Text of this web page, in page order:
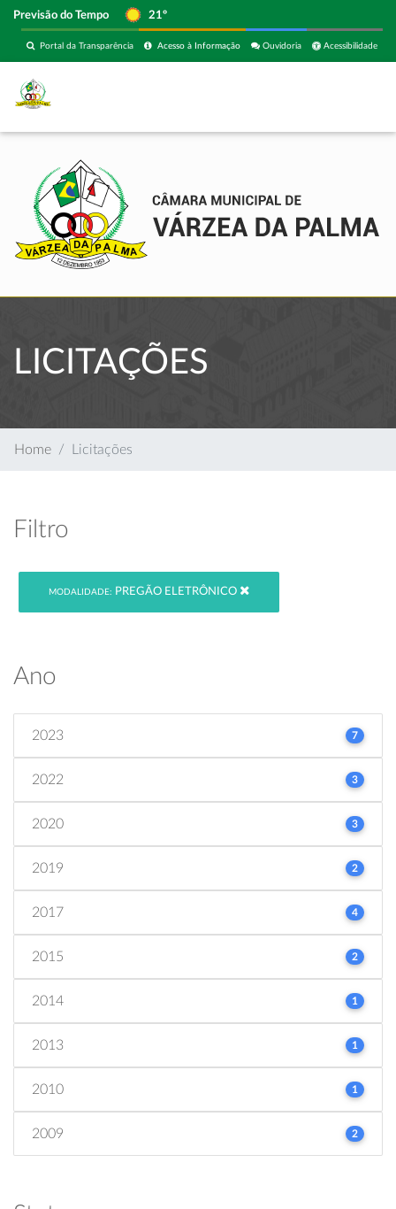
Previsão do Tempo 21º
Acessibilidade
Ouvidoria
Acesso à Informação
Portal da Transparência
LICITAÇÕES
Home Licitações
Filtro
MODALIDADE: PREGÃO ELETRÔNICO
Ano
2023 7
2022 3
2020 3
2019 2
2017 4
2015 2
2014 1
2013 1
2010 1
2009 2